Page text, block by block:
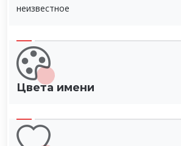
неизвестное
Цвета имени